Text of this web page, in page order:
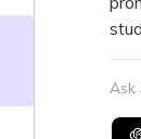
Ask